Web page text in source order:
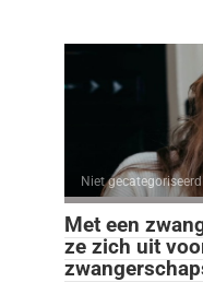
Niet gecategoriseerd
Met een
ze zich uit